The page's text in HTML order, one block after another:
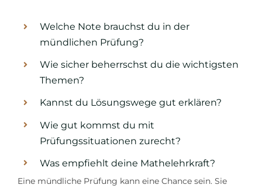
Welche Note brauchst du in der
mündlichen Prüfung?
Wie sicher beherrschst du die wichtigsten
Themen?
Kannst du Lösungswege gut erklären?
Wie gut kommst du mit
Prüfungssituationen zurecht?
Was empfiehlt deine Mathelehrkraft?
Eine mündliche Prüfung kann eine Chance sein. Sie